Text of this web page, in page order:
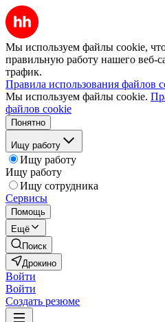
Мы используем файлы cookie,
правильную работу нашего веб-
трафик.
Правила использования файлов
Мы используем файлы cookie.
файлов cookie
Понятно
Ищу работу
Ищу работу
Ищу работу
Ищу сотрудника
Сервисы
Помощь
Ещё
Поиск
Дрокино
Войти
Войти
Создать резюме